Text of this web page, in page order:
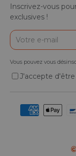
Inscrivez-vous
exclusives !
E-mail
Vous pouvez vous
J'accepte
Moyens de paiement